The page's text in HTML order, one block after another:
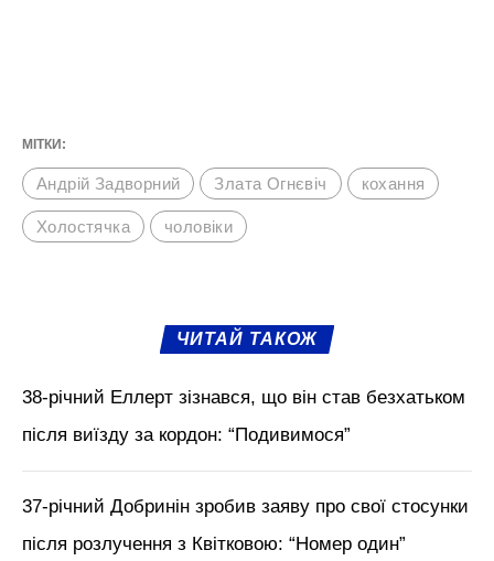
МІТКИ:
Андрій Задворний Злата Огнєвіч кохання
Холостячка чоловіки
ЧИТАЙ ТАКОЖ
38-річний Еллерт зізнався, що він став безхатьком
після виїзду за кордон: “Подивимося”
37-річний Добринін зробив заяву про свої стосунки
після розлучення з Квітковою: “Номер один”